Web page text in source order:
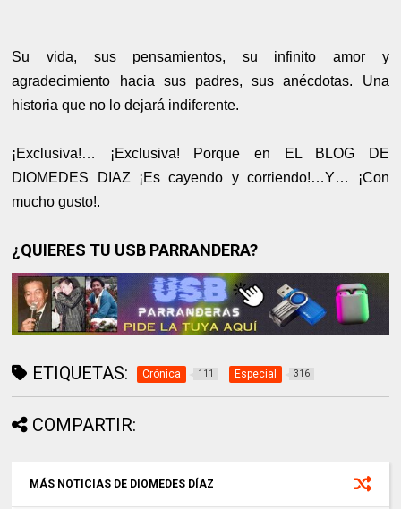
Su vida, sus pensamientos, su infinito amor y
agradecimiento hacia sus padres, sus anécdotas. Una
historia que no lo dejará indiferente.
¡Exclusiva!… ¡Exclusiva! Porque en EL BLOG DE
DIOMEDES DIAZ ¡Es cayendo y corriendo!…Y… ¡Con
mucho gusto!.
¿QUIERES TU USB PARRANDERA?
ETIQUETAS: Crónica 111 Especial 316
COMPARTIR:
MÁS NOTICIAS DE DIOMEDES DÍAZ